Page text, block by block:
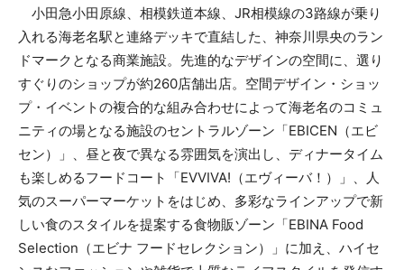
小田急小田原線、相模鉄道本線、JR相模線の3路線が乗り
入れる海老名駅と連絡デッキで直結した、神奈川県央のラン
ドマークとなる商業施設。先進的なデザインの空間に、選り
すぐりのショップが約260店舗出店。空間デザイン・ショッ
プ・イベントの複合的な組み合わせによって海老名のコミュ
ニティの場となる施設のセントラルゾーン「EBICEN（エビ
セン）」、昼と夜で異なる雰囲気を演出し、ディナータイム
も楽しめるフードコート「EVVIVA!（エヴィーバ！）」、人
気のスーパーマーケットをはじめ、多彩なラインアップで新
しい食のスタイルを提案する食物販ゾーン「EBINA Food
Selection（エビナ フードセレクション）」に加え、ハイセ